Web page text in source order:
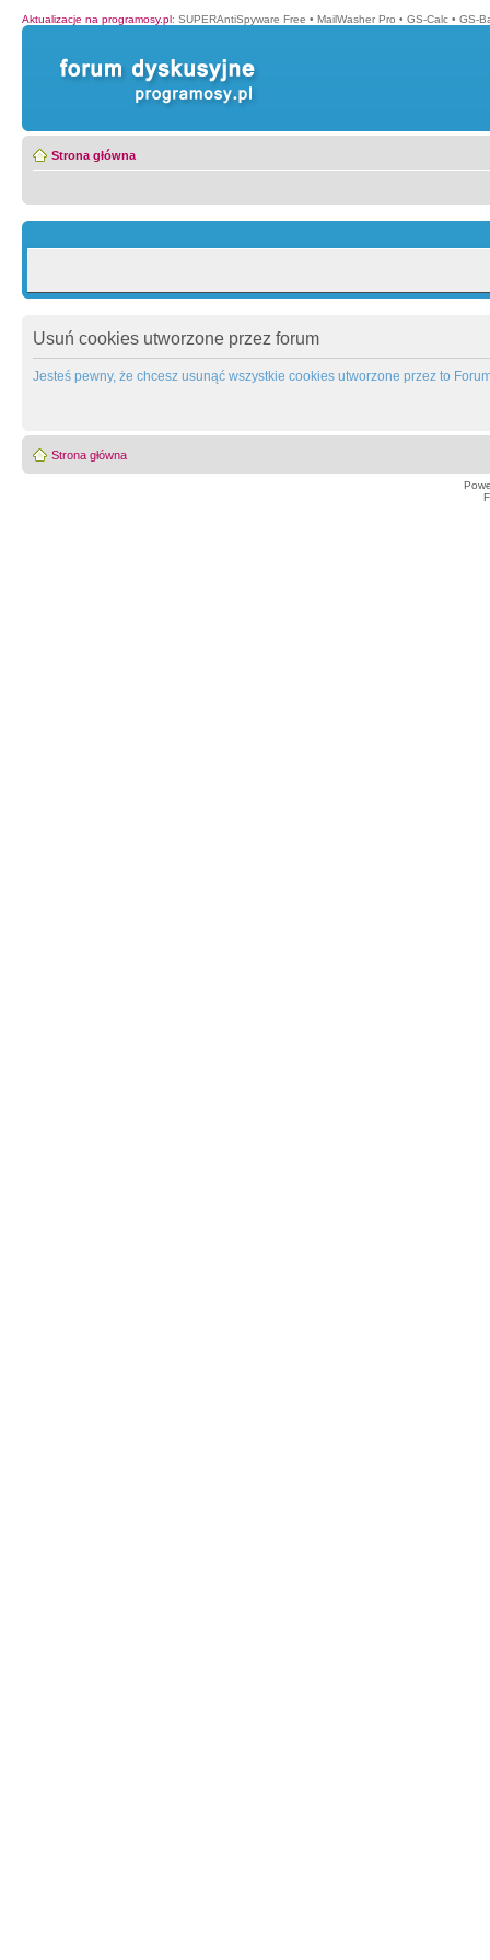
Aktualizacje na programosy.pl: SUPERAntiSpyware Free • MailWasher Pro • GS-Calc • GS-
Strona główna
Usuń cookies utworzone przez forum
Jesteś pewny, że chcesz usunąć wszystkie cookies utworzone przez to
Strona główna